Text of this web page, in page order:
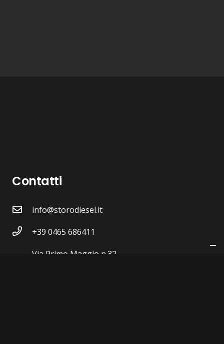
Contatti
info@storodiesel.it
+39 0465 686411
Via Primo Maggio n.32